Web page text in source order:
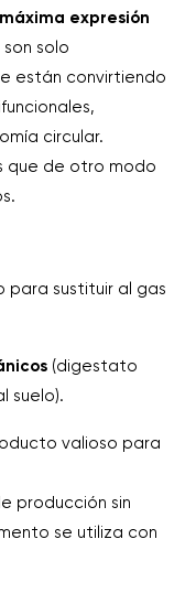
expresión
solo
están convirtiendo
circular.
que de otro modo
para sustituir al gas
(digestato
suelo).
valioso para
producción sin
se utiliza con